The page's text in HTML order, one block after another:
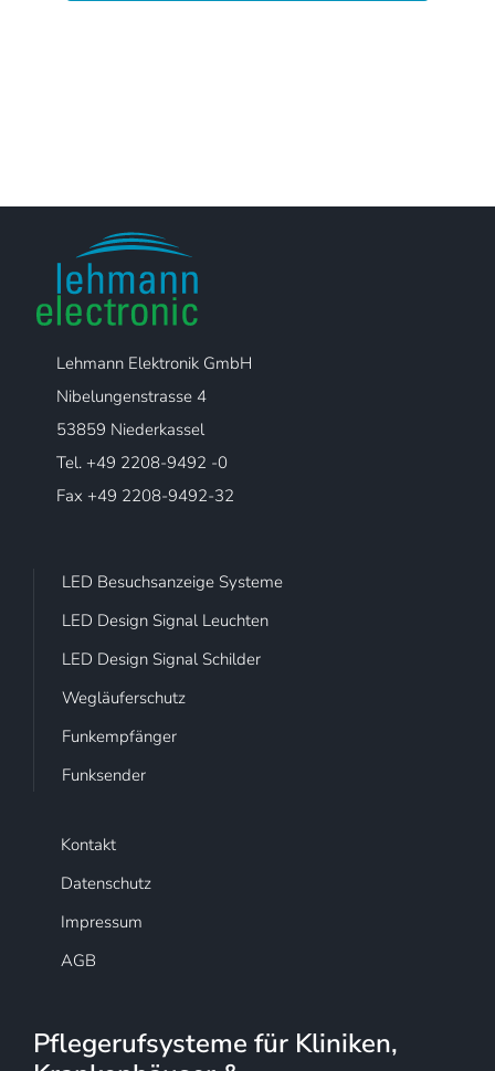
Lehmann Elektronik GmbH
Nibelungenstrasse 4
53859 Niederkassel
Tel. +49 2208-9492 -0
Fax +49 2208-9492-32
LED Besuchsanzeige Systeme
LED Design Signal Leuchten
LED Design Signal Schilder
Wegläuferschutz
Funkempfänger
Funksender
Kontakt
Datenschutz
Impressum
AGB
Pflegerufsysteme für Kliniken,